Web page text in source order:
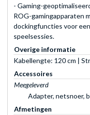
- Gaming-
ROG-gamingapparaten
dockingfuncties voor
speelsessies.
Overige informatie
Kabellengte: 120 cm |
Accessoires
Meegeleverd
Adapter, netsnoer,
Afmetingen